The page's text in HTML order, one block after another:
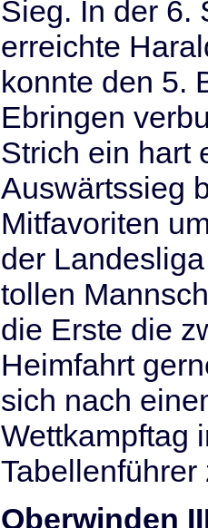
Sieg. In der 6.
erreichte
konnte den 5.
Ebringen
Strich ein hart
Auswärtssieg
Mitfavoriten
der
tollen
die Erste die
Heimfahrt
sich nach
Wettkampftag
Tabellenführer
Oberwinden